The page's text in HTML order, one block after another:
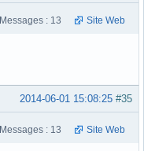
Messages : 13 Site Web
#35
2014-06-01 15:08:25
Messages : 13 Site Web